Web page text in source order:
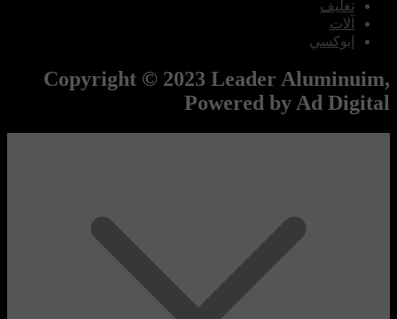
تغليف
آلات
إبوكسي
Copyright © 2023 Leader Aluminuim,
Powered by Ad Digital